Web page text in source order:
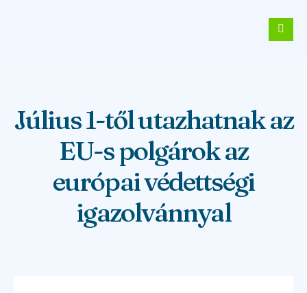
Július 1-től utazhatnak az
EU-s polgárok az
európai védettségi
igazolvánnyal